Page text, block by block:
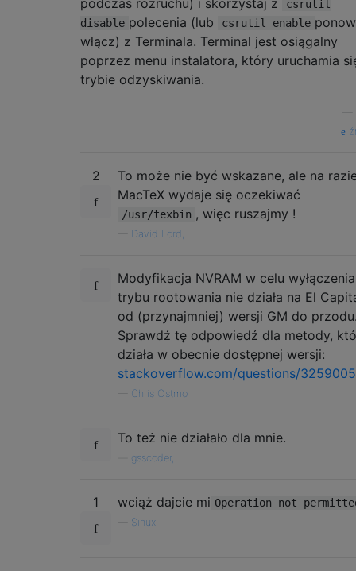
csrutil
disable polecenia (lub csrutil enable
włącz) z Terminala. Terminal jest osiągalny
poprzez menu instalatora, który uruchamia
trybie odzyskiwania.
2
To może nie być wskazane, ale na
MacTeX wydaje się oczekiwać
/usr/texbin , więc ruszajmy !
David Lord,
Modyfikacja NVRAM w celu wyłączenia
trybu rootowania nie działa na El
od (przynajmniej) wersji GM do
Sprawdź tę odpowiedź dla metody,
działa w obecnie dostępnej wersji:
stackoverflow.com/questions/
Chris Ostmo
To też nie działało dla mnie.
gsscoder,
1 wciąż dajcie mi Operation not
Sinux